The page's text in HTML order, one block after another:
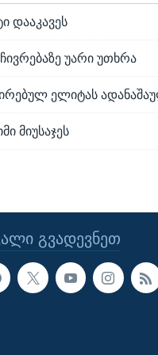
დააკავეს
უარი უთხრა
ელიტას
მიუსაჯეს
ᲒᲕᲐᲓᲔᲕᲜᲔᲗ